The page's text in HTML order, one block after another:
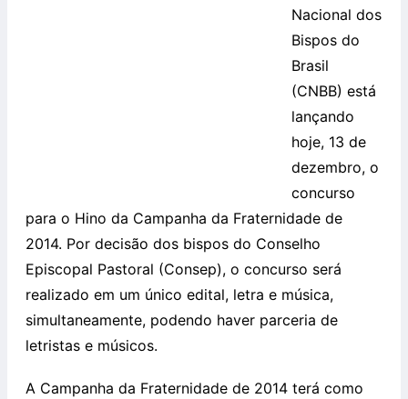
Nacional dos
Bispos do
Brasil
(CNBB) está
lançando
hoje, 13 de
dezembro, o
concurso
para o Hino da Campanha da Fraternidade de
2014. Por decisão dos bispos do Conselho
Episcopal Pastoral (Consep), o concurso será
realizado em um único edital, letra e música,
simultaneamente, podendo haver parceria de
letristas e músicos.
A Campanha da Fraternidade de 2014 terá como